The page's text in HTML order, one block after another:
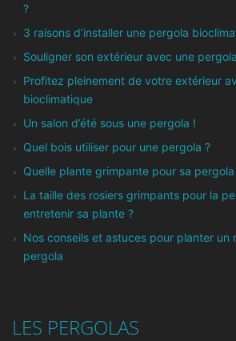
?
3 raisons d’installer une pergola
Souligner son extérieur avec une pergola
Profitez pleinement de votre extérieur
bioclimatique
Un salon d’été sous une pergola !
Quel bois utiliser pour une pergola ?
Quelle plante grimpante pour sa pergola
La taille des rosiers grimpants pour la
entretenir sa plante ?
Nos conseils et astuces pour planter un
pergola
LES PERGOLAS